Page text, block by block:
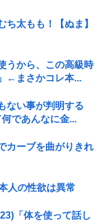
ち太もも！【ぬま】
うから、この高級時
←まさかコレ本...
ない事が判明する
であんなに金...
カーブを曲がりきれ
人の性欲は異常
「体を使って話し